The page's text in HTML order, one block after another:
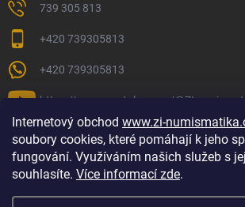
Internetový obchod www.zi-
soubory cookies, které pomáhají k jeho
fungování. Využíváním našich služeb s
souhlasíte. Více informací zde.
739 305 813
+420 739305813
+420 739305813
https://www.youtube.com/
Zlaté investování Golf shop Golfstart